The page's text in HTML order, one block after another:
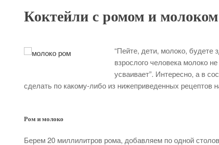
Коктейли с ромом и молоком
“Пейте, дети, молоко, будете
взрослого человека молоко
усваивает”. Интересно, а в
сделать по какому-либо из нижеприведенных рецептов
Ром и молоко
Берем 20 миллилитров рома, добавляем по одной